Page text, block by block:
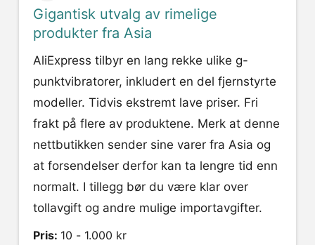
Gigantisk utvalg av rimelige
produkter fra Asia
AliExpress tilbyr en lang rekke ulike g-
punktvibratorer, inkludert en del fjernstyrte
modeller. Tidvis ekstremt lave priser. Fri
frakt på flere av produktene. Merk at denne
nettbutikken sender sine varer fra Asia og
at forsendelser derfor kan ta lengre tid enn
normalt. I tillegg bør du være klar over
tollavgift og andre mulige importavgifter.
Pris: 10 - 1.000 kr